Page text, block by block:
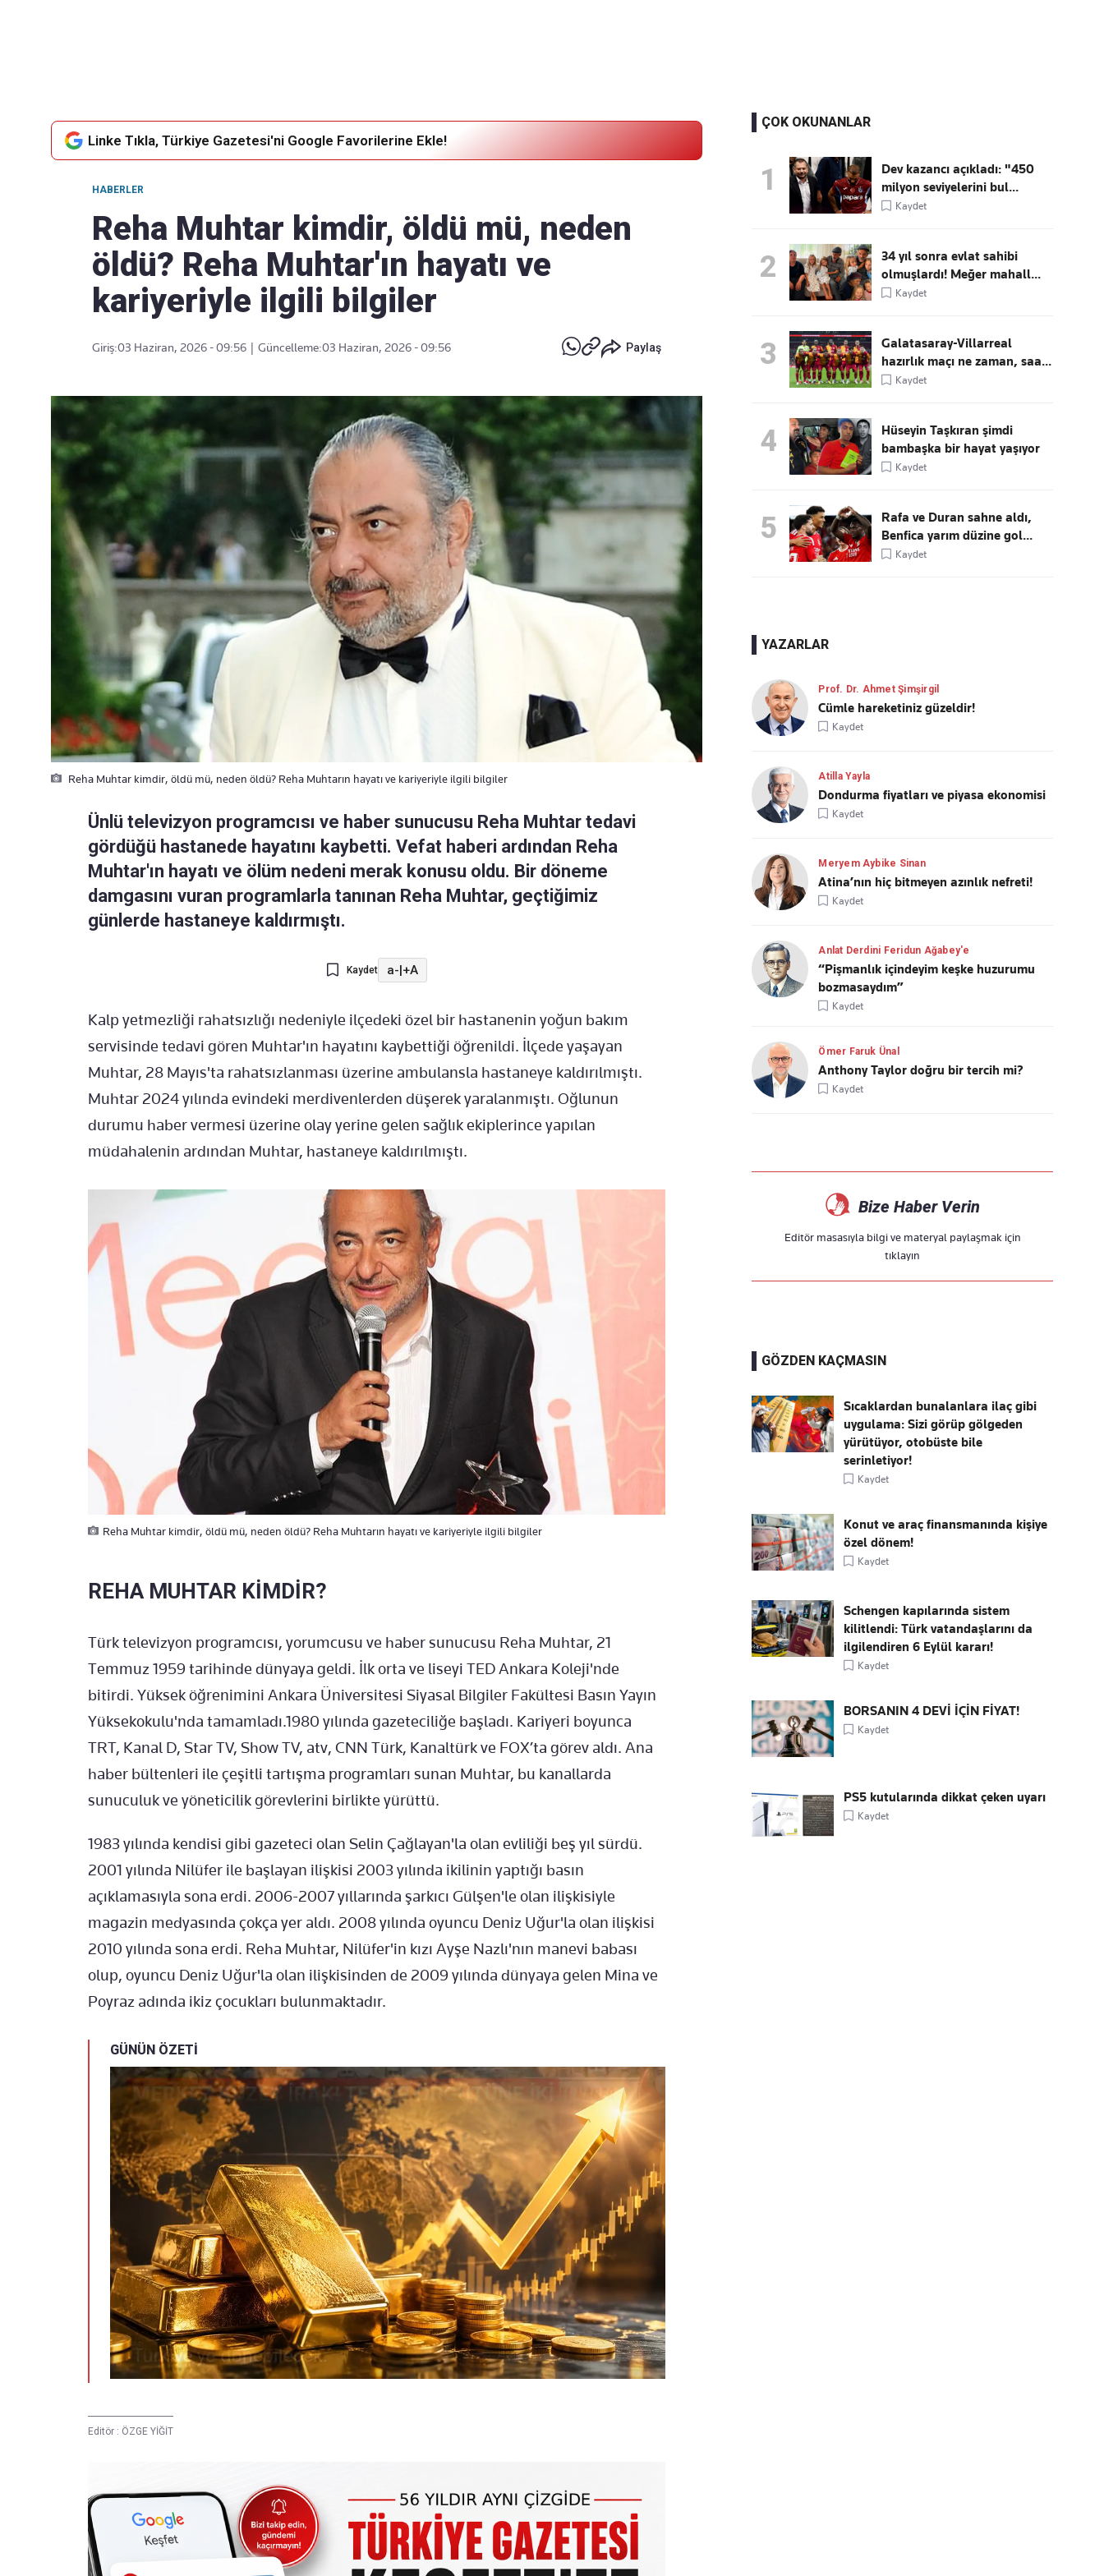
Linke Tıkla, Türkiye Gazetesi'ni Google Favorilerine Ekle!
HABERLER
Reha Muhtar kimdir, öldü mü, neden
öldü? Reha Muhtar'ın hayatı ve
kariyeriyle ilgili bilgiler
Giriş:03 Haziran, 2026 - 09:56 Güncelleme:03 Haziran, 2026 - 09:56 Paylaş
Reha Muhtar kimdir, öldü mü, neden öldü? Reha Muhtarın hayatı ve kariyeriyle ilgili bilgiler
Ünlü televizyon programcısı ve haber sunucusu Reha Muhtar tedavi
gördüğü hastanede hayatını kaybetti. Vefat haberi ardından Reha
Muhtar'ın hayatı ve ölüm nedeni merak konusu oldu. Bir döneme
damgasını vuran programlarla tanınan Reha Muhtar, geçtiğimiz
günlerde hastaneye kaldırmıştı.
Kaydet a-|+A
Kalp yetmezliği rahatsızlığı nedeniyle ilçedeki özel bir hastanenin yoğun bakım
servisinde tedavi gören Muhtar'ın hayatını kaybettiği öğrenildi. İlçede yaşayan
Muhtar, 28 Mayıs'ta rahatsızlanması üzerine ambulansla hastaneye kaldırılmıştı.
Muhtar 2024 yılında evindeki merdivenlerden düşerek yaralanmıştı. Oğlunun
durumu haber vermesi üzerine olay yerine gelen sağlık ekiplerince yapılan
müdahalenin ardından Muhtar, hastaneye kaldırılmıştı.
Reha Muhtar kimdir, öldü mü, neden öldü? Reha Muhtarın hayatı ve kariyeriyle ilgili bilgiler
REHA MUHTAR KİMDİR?
Türk televizyon programcısı, yorumcusu ve haber sunucusu Reha Muhtar, 21
Temmuz 1959 tarihinde dünyaya geldi. İlk orta ve liseyi TED Ankara Koleji'nde
bitirdi. Yüksek öğrenimini Ankara Üniversitesi Siyasal Bilgiler Fakültesi Basın Yayın
Yüksekokulu'nda tamamladı.1980 yılında gazeteciliğe başladı. Kariyeri boyunca
TRT, Kanal D, Star TV, Show TV, atv, CNN Türk, Kanaltürk ve FOX’ta görev aldı. Ana
haber bültenleri ile çeşitli tartışma programları sunan Muhtar, bu kanallarda
sunuculuk ve yöneticilik görevlerini birlikte yürüttü.
1983 yılında kendisi gibi gazeteci olan Selin Çağlayan'la olan evliliği beş yıl sürdü.
2001 yılında Nilüfer ile başlayan ilişkisi 2003 yılında ikilinin yaptığı basın
açıklamasıyla sona erdi. 2006-2007 yıllarında şarkıcı Gülşen'le olan ilişkisiyle
magazin medyasında çokça yer aldı. 2008 yılında oyuncu Deniz Uğur'la olan ilişkisi
2010 yılında sona erdi. Reha Muhtar, Nilüfer'in kızı Ayşe Nazlı'nın manevi babası
olup, oyuncu Deniz Uğur'la olan ilişkisinden de 2009 yılında dünyaya gelen Mina ve
Poyraz adında ikiz çocukları bulunmaktadır.
GÜNÜN ÖZETİ
Editör : ÖZGE YİĞİT
ÇOK OKUNANLAR
1
Dev kazancı açıkladı: "450
milyon seviyelerini bul...
Kaydet
2
34 yıl sonra evlat sahibi
olmuşlardı! Meğer mahall...
Kaydet
3
Galatasaray-Villarreal
hazırlık maçı ne zaman, saa...
Kaydet
4
Hüseyin Taşkıran şimdi
bambaşka bir hayat yaşıyor
Kaydet
5
Rafa ve Duran sahne aldı,
Benfica yarım düzine gol...
Kaydet
YAZARLAR
Prof. Dr. Ahmet Şimşirgil
Cümle hareketiniz güzeldir!
Kaydet
Atilla Yayla
Dondurma fiyatları ve piyasa ekonomisi
Kaydet
Meryem Aybike Sinan
Atina’nın hiç bitmeyen azınlık nefreti!
Kaydet
Anlat Derdini Feridun Ağabey'e
“Pişmanlık içindeyim keşke huzurumu
bozmasaydım”
Kaydet
Ömer Faruk Ünal
Anthony Taylor doğru bir tercih mi?
Kaydet
Bize Haber Verin
Editör masasıyla bilgi ve materyal paylaşmak için
tıklayın
GÖZDEN KAÇMASIN
Sıcaklardan bunalanlara ilaç gibi
uygulama: Sizi görüp gölgeden
yürütüyor, otobüste bile
serinletiyor!
Kaydet
Konut ve araç finansmanında kişiye
özel dönem!
Kaydet
Schengen kapılarında sistem
kilitlendi: Türk vatandaşlarını da
ilgilendiren 6 Eylül kararı!
Kaydet
BORSANIN 4 DEVİ İÇİN FİYAT!
Kaydet
PS5 kutularında dikkat çeken uyarı
Kaydet